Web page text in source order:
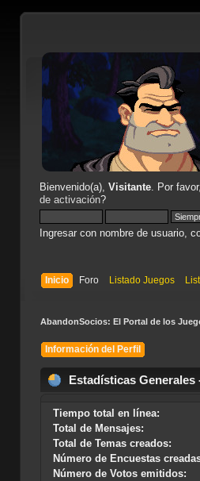
Bienvenido(a), Visitante. Por favor,
de activación?
Ingresar con nombre de usuario,
Inicio Foro Listado Juegos
AbandonSocios: El Portal de los
Información del Perfil
Estadísticas Generales
Tiempo total en línea:
Total de Mensajes:
Total de Temas creados:
Número de Encuestas
Número de Votos emitidos: